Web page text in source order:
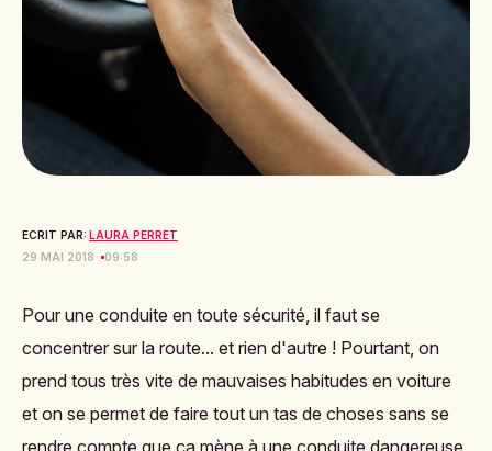
ECRIT PAR: LAURA PERRET
29 MAI 2018
09:58
Pour une conduite en toute sécurité, il faut se
concentrer sur la route... et rien d'autre ! Pourtant, on
prend tous très vite de mauvaises habitudes en voiture
et on se permet de faire tout un tas de choses sans se
rendre compte que ça mène à une conduite dangereuse.